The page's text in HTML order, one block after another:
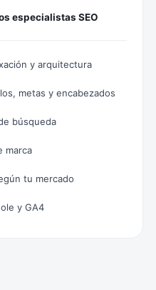
especialistas SEO
y arquitectura
metas y encabezados
búsqueda
marca
tu mercado
y GA4